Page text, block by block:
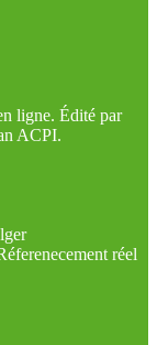
ligne. Édité par
ACPI.
réel